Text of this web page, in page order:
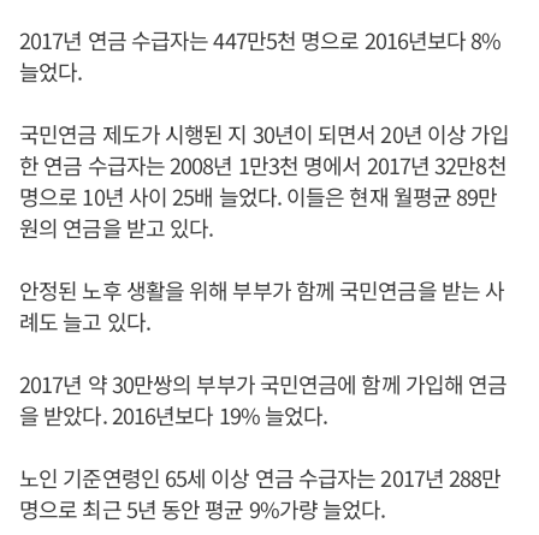
2017년 연금 수급자는 447만5천 명으로 2016년보다 8%
늘었다.
국민연금 제도가 시행된 지 30년이 되면서 20년 이상 가입
한 연금 수급자는 2008년 1만3천 명에서 2017년 32만8천
명으로 10년 사이 25배 늘었다. 이들은 현재 월평균 89만
원의 연금을 받고 있다.
안정된 노후 생활을 위해 부부가 함께 국민연금을 받는 사
례도 늘고 있다.
2017년 약 30만쌍의 부부가 국민연금에 함께 가입해 연금
을 받았다. 2016년보다 19% 늘었다.
노인 기준연령인 65세 이상 연금 수급자는 2017년 288만
명으로 최근 5년 동안 평균 9%가량 늘었다.